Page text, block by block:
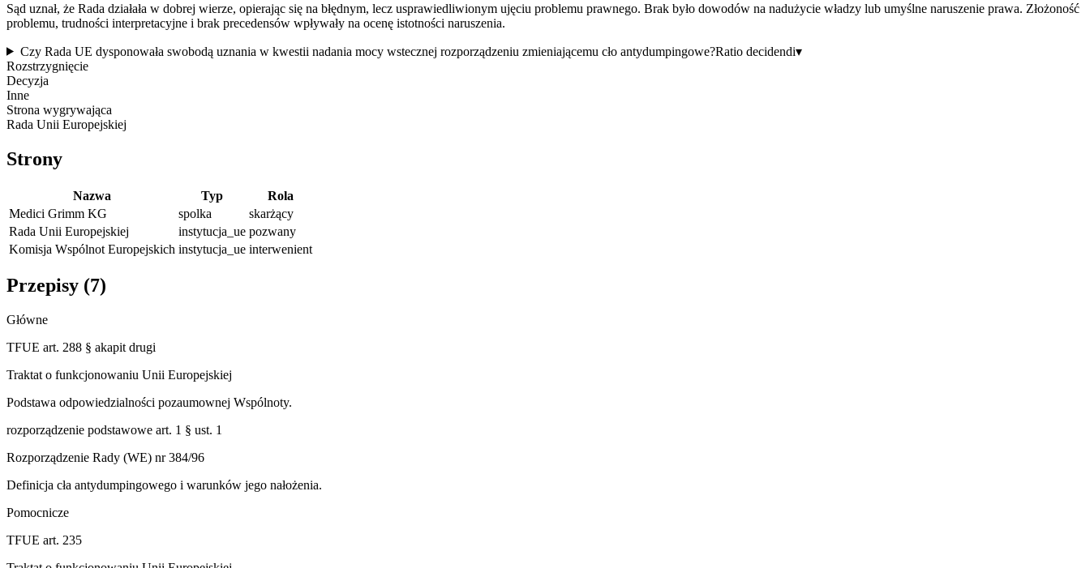
Sąd uznał, że Rada działała w dobrej wierze, opierając się na błędnym, lecz usprawiedliwionym ujęciu problemu prawnego. Brak było dowodów na nadużycie władzy lub umyślne naruszenie prawa. Złożoność
problemu, trudności interpretacyjne i brak precedensów wpływały na ocenę istotności naruszenia.
Czy Rada UE dysponowała swobodą uznania w kwestii nadania mocy wstecznej rozporządzeniu zmieniającemu cło antydumpingowe?Ratio decidendi▾
Rozstrzygnięcie
Decyzja
Inne
Strona wygrywająca
Rada Unii Europejskiej
Strony
Nazwa Typ
Rola
Medici Grimm KG
spolka
skarżący
Rada Unii Europejskiej
instytucja_ue pozwany
Komisja Wspólnot Europejskich instytucja_ue interwenient
Przepisy (7)
Główne
TFUE art. 288 § akapit drugi
Traktat o funkcjonowaniu Unii Europejskiej
Podstawa odpowiedzialności pozaumownej Wspólnoty.
rozporządzenie podstawowe art. 1 § ust. 1
Rozporządzenie Rady (WE) nr 384/96
Definicja cła antydumpingowego i warunków jego nałożenia.
Pomocnicze
TFUE art. 235